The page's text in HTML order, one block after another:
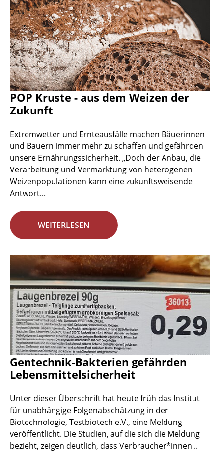
POP Kruste - aus dem Weizen der
Zukunft
Extremwetter und Ernteausfälle machen Bäuerinnen
und Bauern immer mehr zu schaffen und gefährden
unsere Ernährungssicherheit. „Doch der Anbau, die
Verarbeitung und Vermarktung von heterogenen
Weizenpopulationen kann eine zukunftsweisende
Antwort...
WEITERLESEN
Gentechnik-Bakterien gefährden
Lebensmittelsicherheit
Unter dieser Überschrift hat heute früh das Institut
für unabhängige Folgenabschätzung in der
Biotechnologie, Testbiotech e.V., eine Meldung
veröffentlicht. Die Studien, auf die sich die Meldung
bezieht, zeigen deutlich, dass Verbraucher*innen...